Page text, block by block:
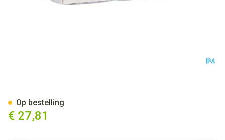
€ 27,81
Op bestelling